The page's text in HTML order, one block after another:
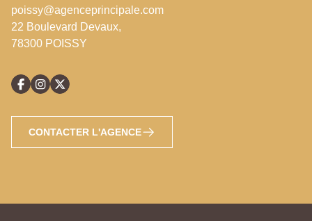
poissy@agenceprincipale.com
22 Boulevard Devaux,
78300 POISSY
CONTACTER L'AGENCE